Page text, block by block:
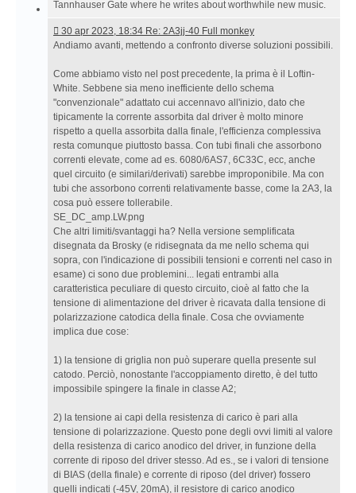
Tannhauser Gate where he writes about worthwhile new music.
30
apr
18:34 Re:
2A3jj-
40
Full
monkey
30 apr 2023, 18:34 Re: 2A3jj-40 Full monkey
Andiamo avanti, mettendo a confronto diverse soluzioni possibili.
Come abbiamo visto nel post precedente, la prima è il Loftin-
White. Sebbene sia meno inefficiente dello schema
"convenzionale" adattato cui accennavo all'inizio, dato che
tipicamente la corrente assorbita dal driver è molto minore
rispetto a quella assorbita dalla finale, l'efficienza complessiva
resta comunque piuttosto bassa. Con tubi finali che assorbono
correnti elevate, come ad es. 6080/6AS7, 6C33C, ecc, anche
quel circuito (e similari/derivati) sarebbe improponibile. Ma con
tubi che assorbono correnti relativamente basse, come la 2A3, la
cosa può essere tollerabile.
SE_DC_amp.LW.png
Che altri limiti/svantaggi ha? Nella versione semplificata
disegnata da Brosky (e ridisegnata da me nello schema qui
sopra, con l'indicazione di possibili tensioni e correnti nel caso in
esame) ci sono due problemini... legati entrambi alla
caratteristica peculiare di questo circuito, cioè al fatto che la
tensione di alimentazione del driver è ricavata dalla tensione di
polarizzazione catodica della finale. Cosa che ovviamente
implica due cose:
1) la tensione di griglia non può superare quella presente sul
catodo. Perciò, nonostante l'accoppiamento diretto, è del tutto
impossibile spingere la finale in classe A2;
2) la tensione ai capi della resistenza di carico è pari alla
tensione di polarizzazione. Questo pone degli ovvi limiti al valore
della resistenza di carico anodico del driver, in funzione della
corrente di riposo del driver stesso. Ad es., se i valori di tensione
di BIAS (della finale) e corrente di riposo (del driver) fossero
quelli indicati (-45V, 20mA), il resistore di carico anodico